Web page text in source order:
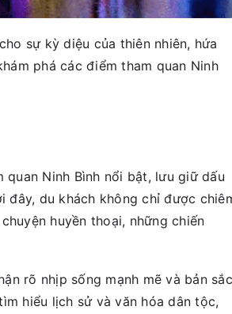
sự kỳ diệu của thiên nhiên, hứa
phá các điểm tham quan Ninh
Ninh Bình nổi bật, lưu giữ dấu
đây, du khách không chỉ được
huyền thoại, những chiến
rõ nhịp sống mạnh mẽ và bản sắc
hiểu lịch sử và văn hóa dân tộc,